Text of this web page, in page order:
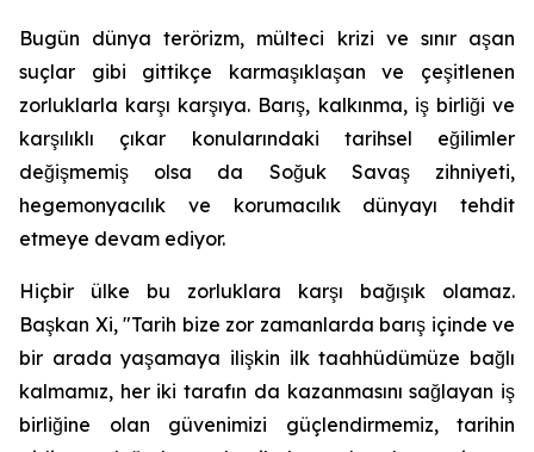
Bugün dünya terörizm, mülteci krizi ve sınır aşan
suçlar gibi gittikçe karmaşıklaşan ve çeşitlenen
zorluklarla karşı karşıya. Barış, kalkınma, iş birliği ve
karşılıklı çıkar konularındaki tarihsel eğilimler
değişmemiş olsa da Soğuk Savaş zihniyeti,
hegemonyacılık ve korumacılık dünyayı tehdit
etmeye devam ediyor.
Hiçbir ülke bu zorluklara karşı bağışık olamaz.
Başkan Xi, "Tarih bize zor zamanlarda barış içinde ve
bir arada yaşamaya ilişkin ilk taahhüdümüze bağlı
kalmamız, her iki tarafın da kazanmasını sağlayan iş
birliğine olan güvenimizi güçlendirmemiz, tarihin